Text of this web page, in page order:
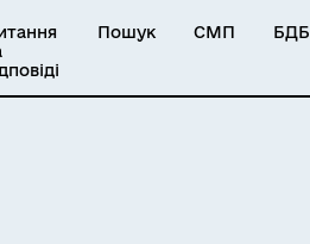
Пошук СМП БДБ